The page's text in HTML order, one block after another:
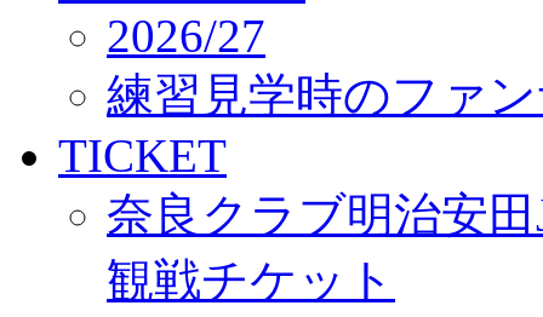
2026/27
練習見学時のファ
TICKET
奈良クラブ明治安
観戦チケット